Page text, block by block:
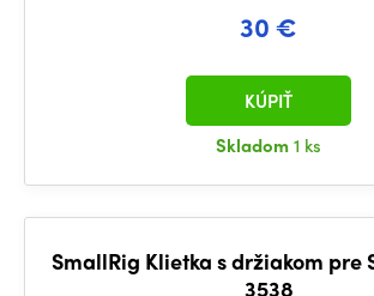
30 €
Skladom1 ks
KÚPIŤ
SmallRig Klietka s držiakom pre
3538